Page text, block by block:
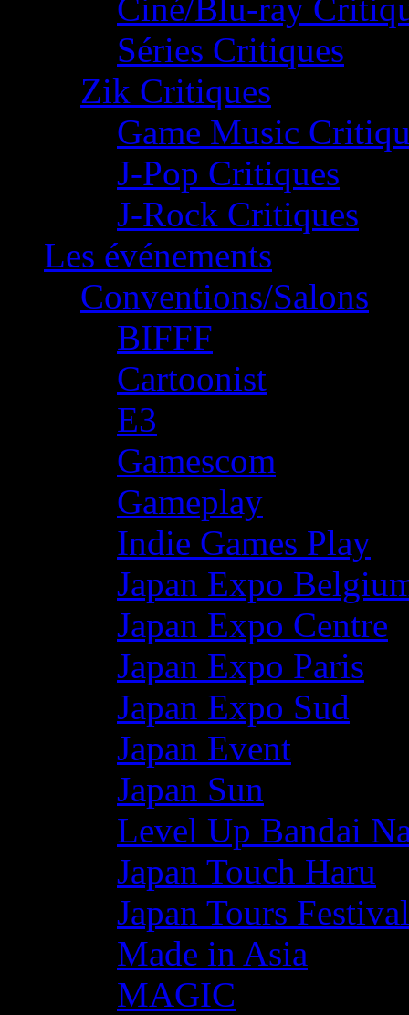
Ciné/Blu-ray
Séries Critiques
Zik Critiques
Game Music
J-Pop Critiques
J-Rock Critiques
Les événements
Conventions/Salons
BIFFF
Cartoonist
E3
Gamescom
Gameplay
Indie Games Play
Japan Expo
Japan Expo Centre
Japan Expo Paris
Japan Expo Sud
Japan Event
Japan Sun
Level Up Bandai
Japan Touch Haru
Japan Tours Festival
Made in Asia
MAGIC